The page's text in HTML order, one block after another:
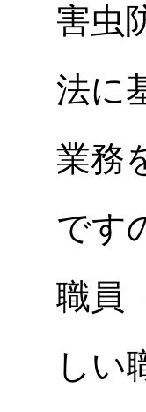
害虫
法に
業務
です
職員
しい